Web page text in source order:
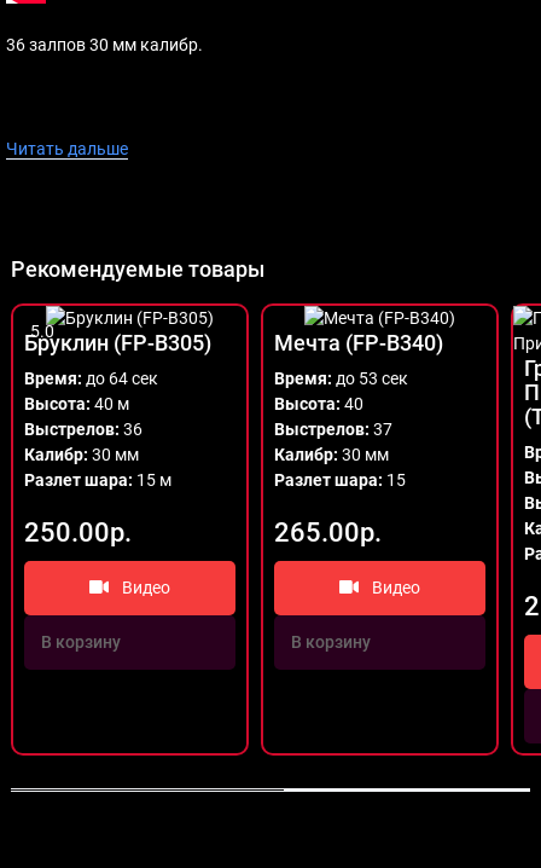
36 залпов 30 мм калибр.
Читать дальше
Рекомендуемые товары
5.0
Бруклин (FP-B305)
Время: до 64 сек
Высота: 40 м
Выстрелов: 36
Калибр: 30 мм
Разлет шара: 15 м
250.00р.
Видео
В корзину
Мечта (FP-B340)
Время: до 53 сек
Высота: 40
Выстрелов: 37
Калибр: 30 мм
Разлет шара: 15
265.00р.
Видео
В корзину